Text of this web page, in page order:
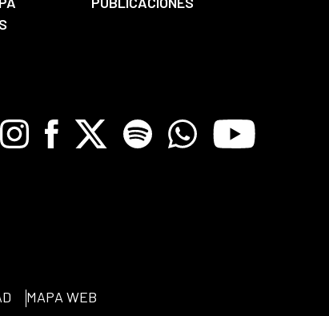
InstagramFacebook
X Spotify WhatsappYoutube
MAPA WEB